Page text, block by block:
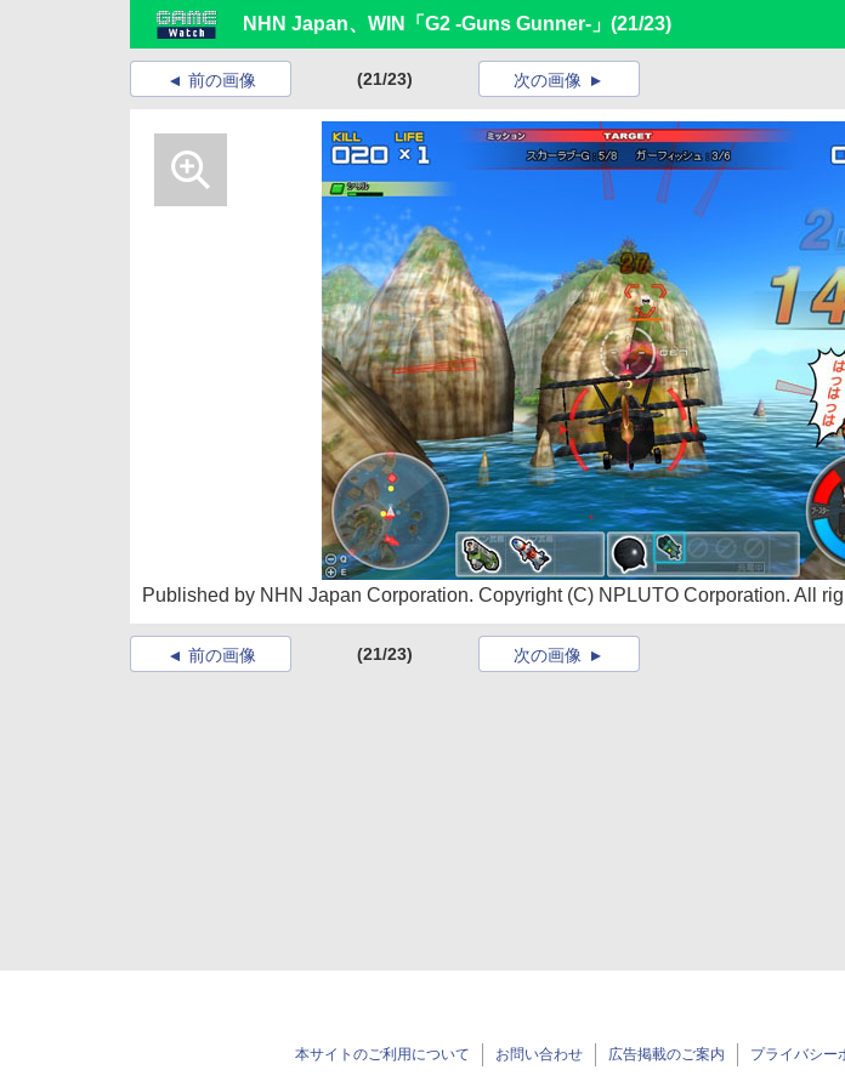
NHN Japan、WIN「G2 -Guns Gunner-」 (21/23)
前の画像 (21/23) 次の画像
Published by NHN Japan Corporation. Copyright (C) NPLUTO Corporation. All
前の画像 (21/23) 次の画像
本サイトのご利用について お問い合わせ 広告掲載のご案内 プライバシー